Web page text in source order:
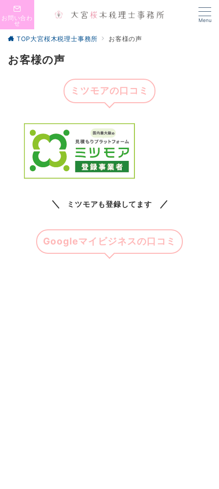
Menu
お問い合わ
せ
TOP大宮桜木税理士事務所 お客様の声
お客様の声
ミツモアの口コミ
ミツモアも登録してます
Googleマイビジネスの口コミ